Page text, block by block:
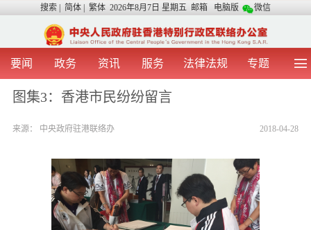
搜索 简体 繁体 2026年8月7日 星期五 邮箱 电脑版 微信
要闻 政务 资讯 服务 法律法规 专题
首 页 图 片
涉台事务 香港在线 媒体言论
图集3：香港市民纷纷留言
2018-04-28
来源： 中央政府驻港联络办